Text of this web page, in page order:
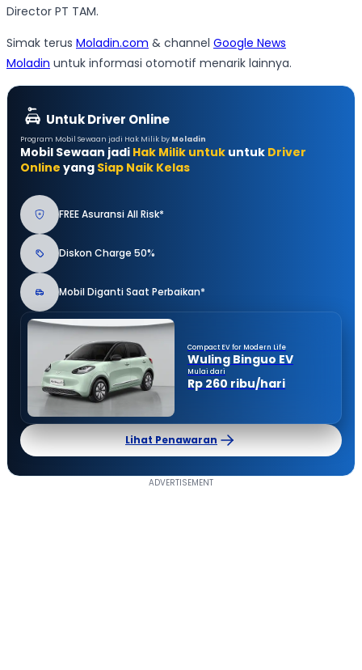
Director PT TAM.
Simak terus Moladin.com & channel Google News
Moladin untuk informasi otomotif menarik lainnya.
Untuk Driver Online
Program Mobil Sewaan jadi Hak Milik by Moladin
Mobil Sewaan jadi Hak Milik untuk untuk Driver
Online yang Siap Naik Kelas
FREE Asuransi All Risk*
Diskon Charge 50%
Mobil Diganti Saat Perbaikan*
Compact EV for Modern Life
Wuling Binguo EV
Mulai dari
Rp 260 ribu/hari
Lihat Penawaran